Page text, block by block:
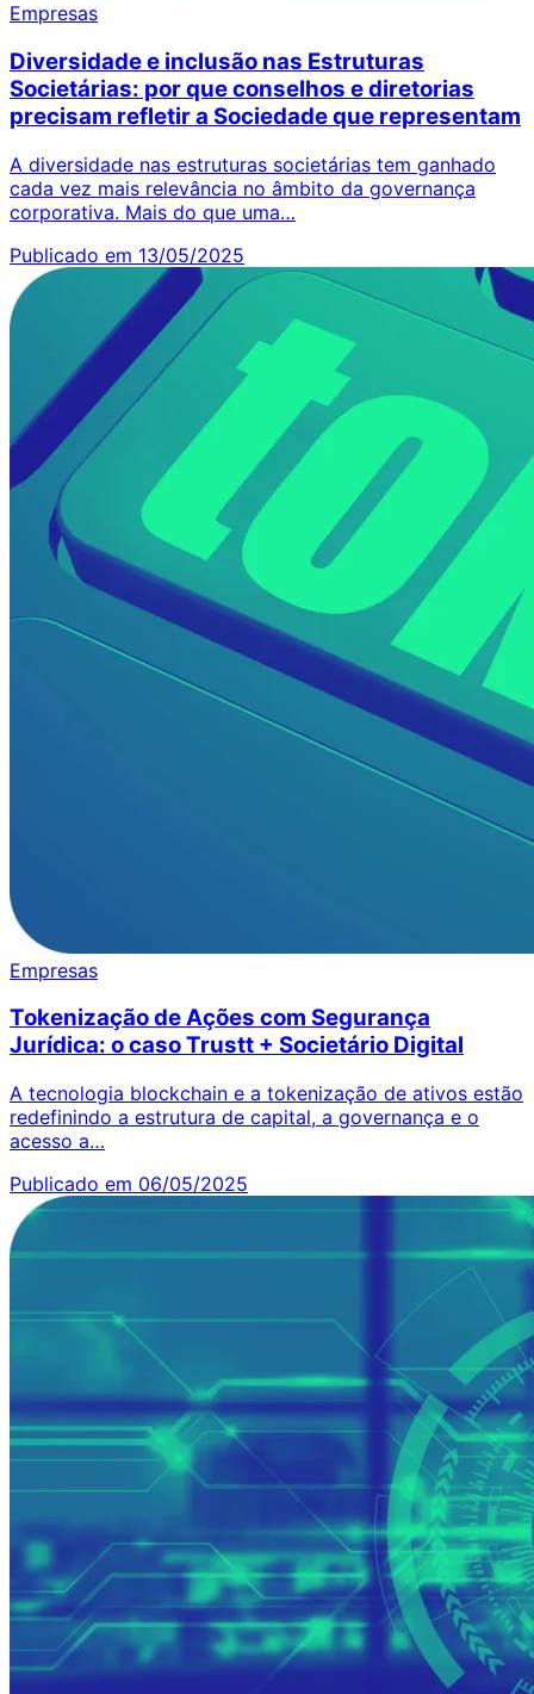
Empresas
Diversidade e inclusão nas Estruturas
Societárias: por que conselhos e diretorias
precisam refletir a Sociedade que representam
A diversidade nas estruturas societárias tem ganhado
cada vez mais relevância no âmbito da governança
corporativa. Mais do que uma…
Publicado em 13/05/2025
Empresas
Tokenização de Ações com Segurança
Jurídica: o caso Trustt + Societário Digital
A tecnologia blockchain e a tokenização de ativos estão
redefinindo a estrutura de capital, a governança e o
acesso a…
Publicado em 06/05/2025